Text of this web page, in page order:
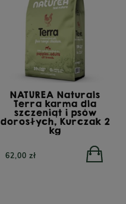
NATUREA Naturals
Terra karma dla
szczeniąt i psów
dorosłych, Kurczak 2
kg
62,00 zł